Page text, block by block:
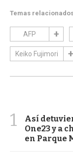
Temas
AFP
Keiko Fujimori
1
Así
One23 y a
en Parque